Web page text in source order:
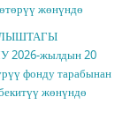
жөнүндө
жылдын 20
фонду тарабынан
жөнүндө